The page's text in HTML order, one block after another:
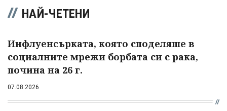
НАЙ-ЧЕТЕНИ
Инфлуенсърката, която споделяше в
социалните мрежи борбата си с рака,
почина на 26 г.
07.08.2026